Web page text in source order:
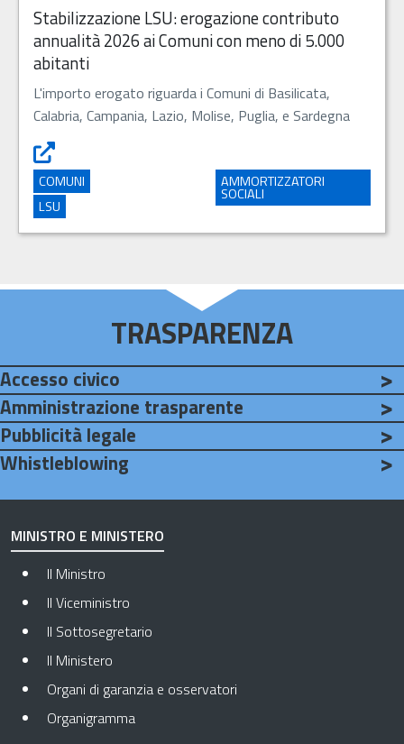
Stabilizzazione LSU: erogazione contributo
annualità 2026 ai Comuni con meno di 5.000
abitanti
L'importo erogato riguarda i Comuni di Basilicata,
Calabria, Campania, Lazio, Molise, Puglia, e Sardegna
Stabilizzazione LSU: erogazione contributo annualità
COMUNI
LSU
AMMORTIZZATORI
SOCIALI
TRASPARENZA
Accesso civico
Go to: Accesso civico - Apre in una nuova scheda
Amministrazione trasparente
Go to: Amministrazione trasparente - Apre in una nuova
Pubblicità legale
Whistleblowing
Go to: Whistleblowing - Apre in una nuova scheda
MINISTRO E MINISTERO
Il Ministro
Il Viceministro
Il Sottosegretario
Il Ministero
Organi di garanzia e osservatori
Organigramma